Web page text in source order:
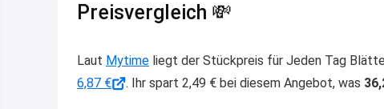
Preisvergleich 💸
Laut Mytime liegt der Stückpreis für Jeden Tag
6,87 €
. Ihr spart 2,49 € bei diesem Angebot, was